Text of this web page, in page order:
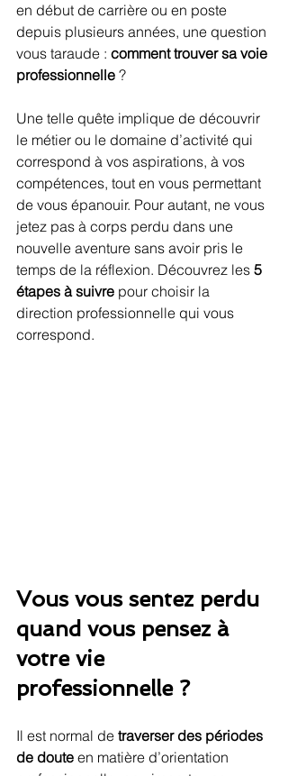
en début de carrière ou en poste
depuis plusieurs années, une question
vous taraude : comment trouver sa voie
professionnelle ?
Une telle quête implique de découvrir
le métier ou le domaine d’activité qui
correspond à vos aspirations, à vos
compétences, tout en vous permettant
de vous épanouir. Pour autant, ne vous
jetez pas à corps perdu dans une
nouvelle aventure sans avoir pris le
temps de la réflexion. Découvrez les 5
étapes à suivre pour choisir la
direction professionnelle qui vous
correspond.
Vous vous sentez perdu
quand vous pensez à
votre vie
professionnelle ?
Il est normal de traverser des périodes
de doute en matière d’orientation